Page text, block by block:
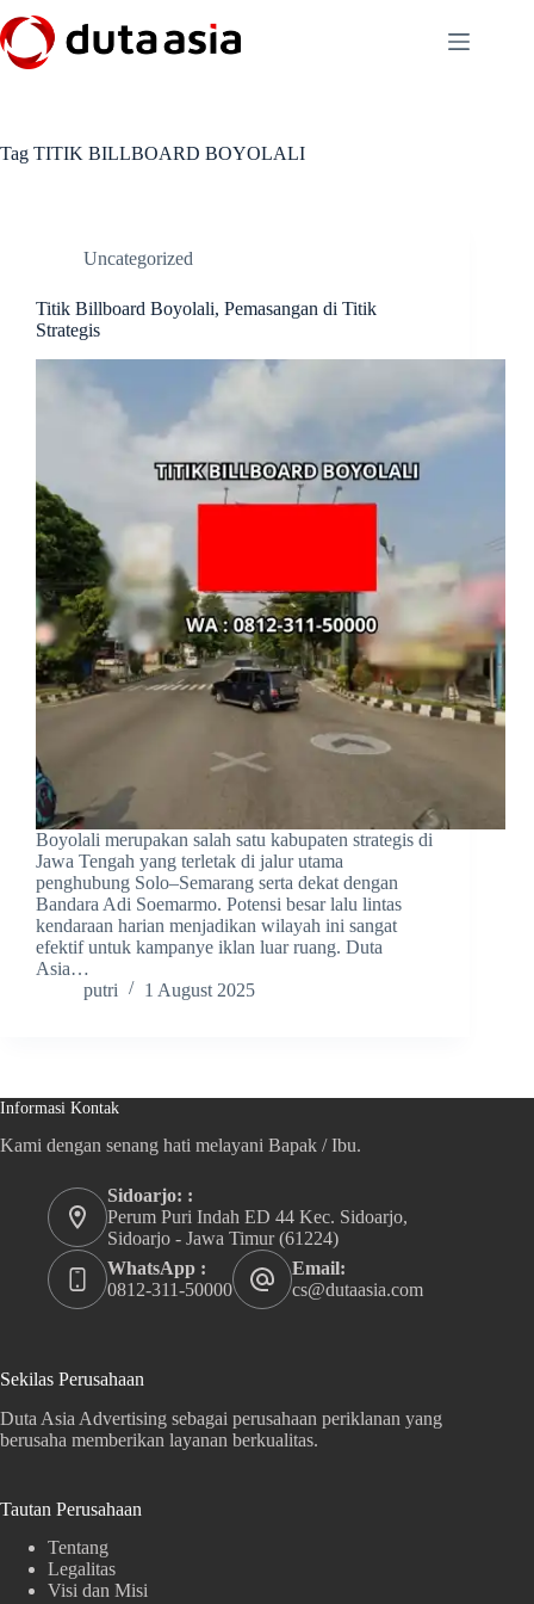
to
content
Tag TITIK BILLBOARD BOYOLALI
Uncategorized
Titik Billboard Boyolali, Pemasangan di Titik
Strategis
Boyolali merupakan salah satu kabupaten strategis di
Jawa Tengah yang terletak di jalur utama
penghubung Solo–Semarang serta dekat dengan
Bandara Adi Soemarmo. Potensi besar lalu lintas
kendaraan harian menjadikan wilayah ini sangat
efektif untuk kampanye iklan luar ruang. Duta
Asia…
putri
1 August 2025
Informasi Kontak
Kami dengan senang hati melayani Bapak / Ibu.
Sidoarjo: :
Perum Puri Indah ED 44 Kec. Sidoarjo,
Sidoarjo - Jawa Timur (61224)
WhatsApp :
0812-311-50000
Email:
cs@dutaasia.com
Sekilas Perusahaan
Duta Asia Advertising sebagai perusahaan periklanan yang
berusaha memberikan layanan berkualitas.
Tautan Perusahaan
Tentang
Legalitas
Visi dan Misi